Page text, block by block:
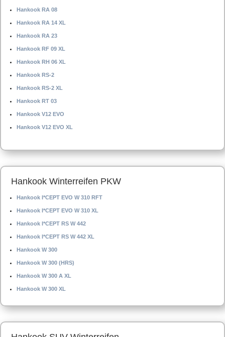
Hankook RA 08
Hankook RA 14 XL
Hankook RA 23
Hankook RF 09 XL
Hankook RH 06 XL
Hankook RS-2
Hankook RS-2 XL
Hankook RT 03
Hankook V12 EVO
Hankook V12 EVO XL
Hankook Winterreifen PKW
Hankook I*CEPT EVO W 310 RFT
Hankook I*CEPT EVO W 310 XL
Hankook I*CEPT RS W 442
Hankook I*CEPT RS W 442 XL
Hankook W 300
Hankook W 300 (HRS)
Hankook W 300 A XL
Hankook W 300 XL